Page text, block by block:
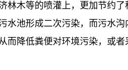
林木等的喷灌上，更加节约
水池形成二次污染，而污水
降低粪便对环境污染，或者